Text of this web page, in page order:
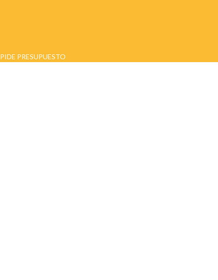
PIDE PRESUPUESTO